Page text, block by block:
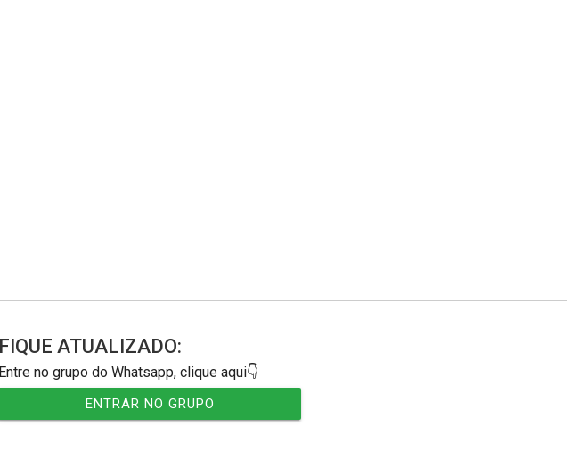
FIQUE ATUALIZADO:
Entre no grupo do Whatsapp, clique aqui👇
ENTRAR NO GRUPO